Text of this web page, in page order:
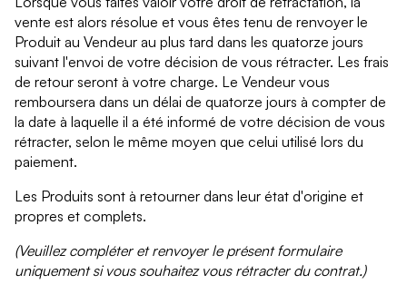
vente est alors résolue et vous êtes tenu de renvoyer le
Produit au Vendeur au plus tard dans les quatorze jours
suivant l'envoi de votre décision de vous rétracter. Les frais
de retour seront à votre charge. Le Vendeur vous
remboursera dans un délai de quatorze jours à compter de
la date à laquelle il a été informé de votre décision de vous
rétracter, selon le même moyen que celui utilisé lors du
paiement.
Les Produits sont à retourner dans leur état d'origine et
propres et complets.
(Veuillez compléter et renvoyer le présent formulaire
uniquement si vous souhaitez vous rétracter du contrat.)